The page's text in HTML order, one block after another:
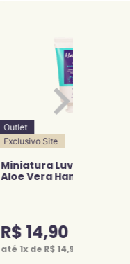
Outlet
Exclusivo Site
Miniatura Luva De
Aloe Vera Hands 50g
R$14,90
até 1x de R$ 14,90